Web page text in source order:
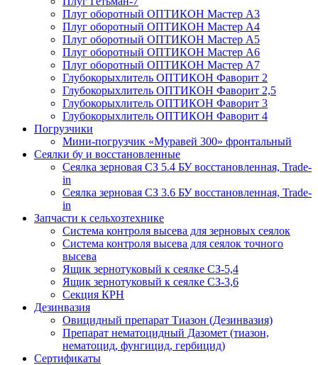
Плуг оборотный ОПТИКОН Мастер А3
Плуг оборотный ОПТИКОН Мастер А4
Плуг оборотный ОПТИКОН Мастер А5
Плуг оборотный ОПТИКОН Мастер А6
Плуг оборотный ОПТИКОН Мастер А7
Глубокорыхлитель ОПТИКОН Фаворит 2
Глубокорыхлитель ОПТИКОН Фаворит 2,5
Глубокорыхлитель ОПТИКОН Фаворит 3
Глубокорыхлитель ОПТИКОН Фаворит 4
Погрузчики
Мини-погрузчик «Муравей 300» фронтальный
Сеялки бу и восстановленные
Сеялка зерновая СЗ 5.4 БУ восстановленная, Trade-
in
Сеялка зерновая СЗ 3.6 БУ восстановленная, Trade-
in
Запчасти к сельхозтехнике
Система контроля высева для зерновых сеялок
Система контроля высева для сеялок точного
высева
Ящик зернотуковый к сеялке СЗ-5,4
Ящик зернотуковый к сеялке СЗ-3,6
Секция КРН
Дезинвазия
Овицидный препарат Тиазон (Дезинвазия)
Препарат нематоцидный Дазомет (тиазон,
нематоцид, фунгицид, гербицид)
Сертификаты